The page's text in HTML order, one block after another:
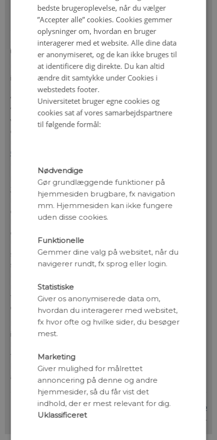
mellem dem, fordi denne gas var neutral. Dermed
kunne kun det svagere, mindre energirige lys slippe
gennem tågen af gas. Derfor er det i dag udfordrende
at observere de første galakser, fordi de simpelthen er
usynlige i de korte UV-bølgelængder.
UV-strålingen fra de første lyskilder transformerede
imidlertid langsomt Universet, fordi de neutrale atomer
blev splittet ad af UV-lyset. Dermed blev Universet
“gennemsigtigt”. Denne proces kalder man
“reioniseringsepoken”, og indtil for nylig har konsensus
været, at reioniseringen begyndte, da Universet var
omkring en halv milliard år gammelt. Men nu viser et
Cosmic Dawn Center (DAWN)
Postdoc Joris Witstok og affilieret professor Peter
Jakobsen har sammen med internationale kolleger
brugt James Webb Teleskopet til at undersøge en af
de fjerneste – og dermed ældste – galakser i Universet
kaldet JADES-GS-z13-1. Forskerne har opdaget, at
denne galakse udsender såkaldt Lyman-alfa-lys, der er
UV-lys ved en særlig bølgelængde. Unge galakser
skinner allerklarest ved netop denne type lys, der
stammer fra hydrogen. Men på grund af dets korte UV-
medium, og derfor har forskere hidtil ikke set denne
type lys fra galakser fra dengang, Universet var mindre
end en halv milliard år gammelt.
Den nye opdagelse viser, at der var dannet en boble af
ioniseret gas omkring denne galakse, for ellers kunne
tyder det på, at reioni­serings-epoken allerede var
begyndt et par hundrede millioner tidligere end hidtil
antaget.
CRK, Kilde:Niels Bohr Institutet/Nature vol. 639, pp
.
bedste brugeroplevelse, når du vælger
”Accepter alle” cookies. Cookies gemmer
oplysninger om, hvordan en bruger
interagerer med et website. Alle dine data
er anonymiseret, og de kan ikke bruges til
at identificere dig direkte. Du kan altid
ændre dit samtykke under Cookies i
webstedets footer.
Universitetet bruger egne cookies og
cookies sat af vores samarbejdspartnere
til følgende formål:
Nødvendige
Gør grundlæggende funktioner på
hjemmesiden brugbare, fx navigation
mm. Hjemmesiden kan ikke fungere
uden disse cookies.
Funktionelle
Gemmer dine valg på websitet, når du
navigerer rundt, fx sprog eller login.
Statistiske
Giver os anonymiserede data om,
hvordan du interagerer med websitet,
fx hvor ofte og hvilke sider, du besøger
mest.
Marketing
Giver mulighed for målrettet
annoncering på denne og andre
hjemmesider, så du får vist det
indhold, der er mest relevant for dig.
Uklassificeret